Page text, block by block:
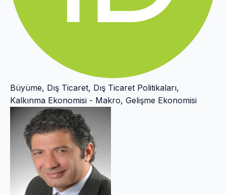
Büyüme, Dış Ticaret, Dış Ticaret Politikaları,
Kalkınma Ekonomisi - Makro, Gelişme Ekonomisi